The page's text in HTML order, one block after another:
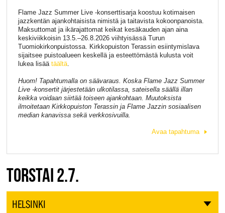
Flame Jazz Summer Live -konserttisarja koostuu kotimaisen
jazzkentän ajankohtaisista nimistä ja taitavista kokoonpanoista.
Maksuttomat ja ikärajattomat keikat kesäkauden ajan aina
keskiviikkoisin 13.5.–26.8.2026 viihtyisässä Turun
Tuomiokirkonpuistossa. Kirkkopuiston Terassin esiintymislava
sijaitsee puistoalueen keskellä ja esteettömästä kulusta voit
lukea lisää täältä.
Huom! Tapahtumalla on säävaraus. Koska Flame Jazz Summer
Live -konsertit järjestetään ulkotilassa, sateisella säällä illan
keikka voidaan siirtää toiseen ajankohtaan. Muutoksista
ilmoitetaan Kirkkopuiston Terassin ja Flame Jazzin sosiaalisen
median kanavissa sekä verkkosivuilla.
Avaa tapahtuma
TORSTAI 2.7.
HELSINKI